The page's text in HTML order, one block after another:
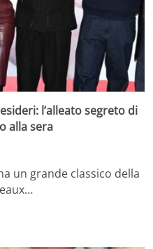
l’alleato segreto di
alla sera
un grande classico della